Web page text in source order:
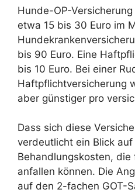
Hunde-OP-
etwa 15 bis 30 Euro im
bis 90 Euro. Eine
bis 10 Euro. Bei einer
Haftpflichtversicherung
aber günstiger pro
Dass sich diese
verdeutlicht ein Blick
Behandlungskosten, die
anfallen können. Die
auf den 2-fachen GOT-